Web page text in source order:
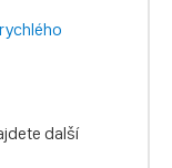
rychlého
další